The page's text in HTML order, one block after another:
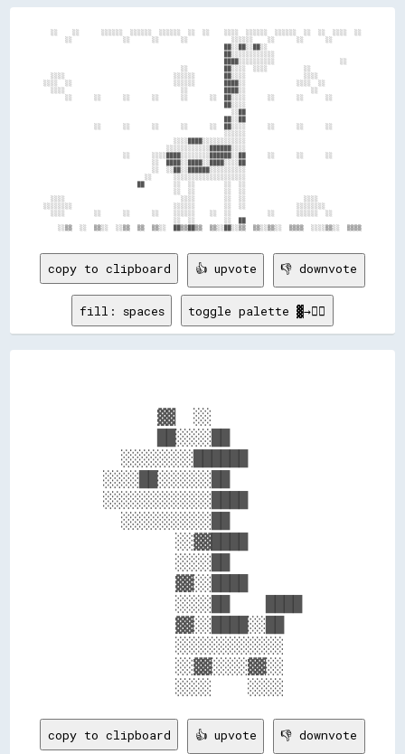
  ░░    ░░      ░░░░░░  ░░░░░░  ░░░░░░  ░░  ░░    ░░░░  ░░░░░░  ░░░░░░  ░░  ░░  ░░░░  ░░
      ░░              ░░      ░░      ░░            ░░░░░░    ░░      ░░      ░░
                                                  ██░░██░░██░░
                                                  ██░░░░░░░░░░░░
                                                  ████░░░░░░░░░░                  ░░
                                      ░░          ██░░░░  ░░░░          ░░
  ░░░░                              ░░░░░░        ██░░░░                ░░░░
░░░░  ░░                            ░░░░░░        ████░░              ░░░░  ░░
  ░░░░                                ░░          ████░░                  ░░
      ░░      ░░      ░░      ░░      ░░      ░░  ██░░░░      ░░      ░░      ░░
                                                  ██░░░░
                                                    ░░██
                                                  ██░░██
              ░░      ░░      ░░      ░░      ░░  ██░░░░      ░░      ░░      ░░
                                                  ░░░░░░
                                    ░░░░████░░░░░░░░░░░░
                                  ░░░░░░░░░░░░██████░░░░
                      ░░      ░░░░████░░░░░░░░██████░░██      ░░      ░░      ░░
                              ░░  ████░░████░░████░░░░██
                              ░░  ░░██░░██████░░░░░░░░░░
                            ░░      ░░░░░░░░░░░░░░░░░░░░
                          ██        ░░  ░░        ░░  ░░
                                    ░░  ░░        ░░  ░░
  ░░░░                                ░░░░        ░░  ░░                ░░░░
░░░░░░░░                            ░░░░░░        ░░  ░░              ░░░░░░░░
  ░░░░        ░░      ░░      ░░    ░░░░░░    ░░  ░░          ░░      ░░░░░░  ░░
                                    ░░  ░░        ░░  ██
copy to clipboard 👍 upvote 👎 downvote
fill: spaces toggle palette ▓→✊🏽
          ▓▓  ░░
          ██░░░░██
      ░░░░░░░░██████
    ░░░░██░░░░░░██
    ░░░░░░░░░░░░████
      ░░░░░░░░░░██
            ░░▓▓████
            ░░░░██
            ▓▓░░████
            ░░░░██    ████
            ▓▓░░████░░██
            ░░░░░░░░░░░░
            ░░▓▓░░░░▓▓░░
copy to clipboard 👍 upvote 👎 downvote